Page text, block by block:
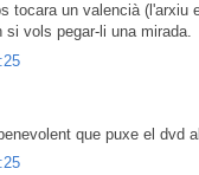
tocara un valencià (l'arxiu
si vols pegar-li una mirada.
que puxe el dvd